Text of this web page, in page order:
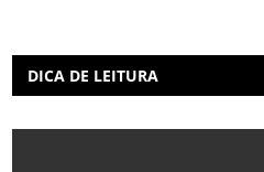
DICA DE LEITURA